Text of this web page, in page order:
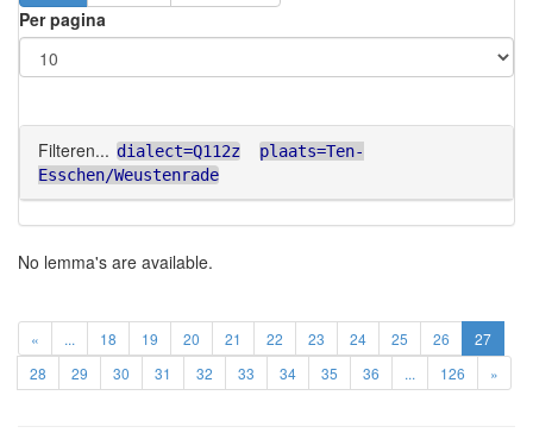
Per pagina
Filteren... dialect=Q112z
plaats=Ten-
Esschen/Weustenrade
No lemma's are available.
« ... 18 19 20 21 22 23 24 25 26
27
28
29 30 31 32 33 34 35 36 ... 126 »